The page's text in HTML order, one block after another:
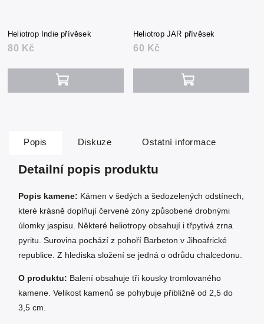
Heliotrop Indie přívěsek
80 Kč
Heliotrop JAR přívěsek
60 Kč
Popis Diskuze Ostatní informace
Detailní popis produktu
Popis kamene: Kámen v šedých a šedozelených odstínech,
které krásně doplňují červené zóny způsobené drobnými
úlomky jaspisu. Některé heliotropy obsahují i třpytivá zrna
pyritu. Surovina pochází z pohoří Barbeton v Jihoafrické
republice. Z hlediska složení se jedná o odrůdu chalcedonu.
O produktu: Balení obsahuje tři kousky tromlovaného
kamene. Velikost kamenů se pohybuje přibližně od 2,5 do
3,5 cm.